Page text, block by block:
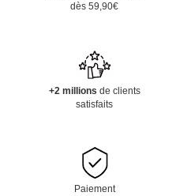
dès 59,90€
+2 millions de clients
satisfaits
Paiement